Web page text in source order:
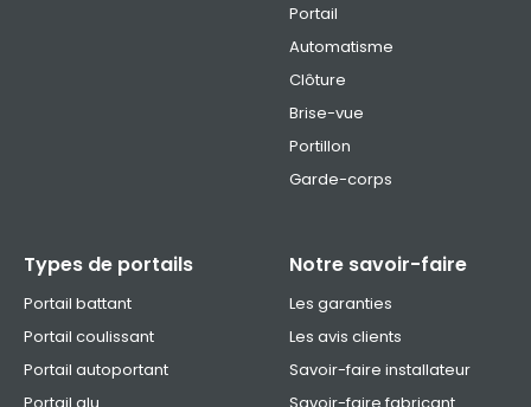
Portail
Automatisme
Clôture
Brise-vue
Portillon
Garde-corps
Types de portails
Portail battant
Portail coulissant
Portail autoportant
Notre savoir-faire
Les garanties
Les avis clients
Savoir-faire installateur